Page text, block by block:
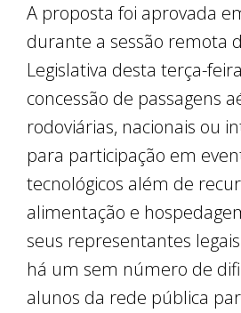
A proposta foi aprovada
durante a sessão remota
Legislativa desta terça-
concessão de passagens
rodoviárias, nacionais ou
para participação em
tecnológicos além de
alimentação e
seus representantes
há um sem número de
alunos da rede pública